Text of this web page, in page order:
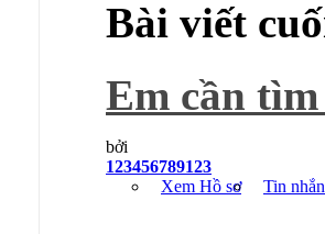
Bài viết
Em cần tìm
bởi
123456789123
Xem Hồ sơ
Tin